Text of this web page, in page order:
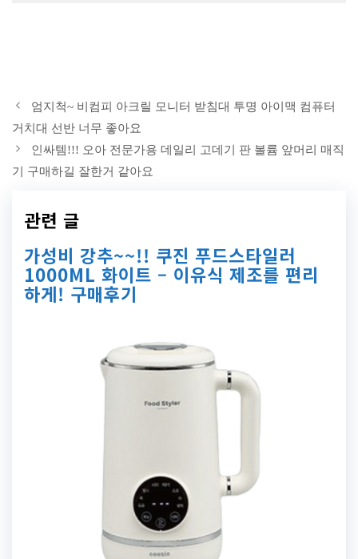
엄지척~ 비컴피 아크릴 모니터 받침대 투명 아이맥 컴퓨터
거치대 선반 너무 좋아요
인싸템!!! 오아 전문가용 데일리 고데기 판 볼륨 앞머리 매직
기 구매하길 잘한거 같아요
관련 글
가성비 강추~~!! 쿠진 푸드스타일러
1000ML 화이트 – 이유식 제조를 편리
하게! 구매후기